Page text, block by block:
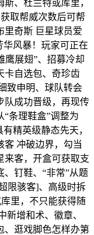
、杜兰特或库里，
取帮威次数后可帮
里奇斯 巨星球员爱
华风暴！玩家可正在
鹰展翅”、招募冷却
卡自选包、奇珍齿
致申明、球队转会
队成功晋级，再现传
条理鞋盒”调整为
精英级静态先天，
客 冲破边界，勾当
来客，开盒可获取支
钉鞋、“非常”从题
限骇客]、高级时拆
里，不只能获得随
增和术、徽章、
、逛戏脚色怎样办第